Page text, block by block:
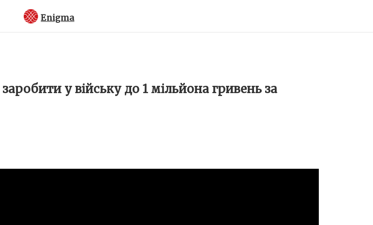
Enigma
у війську до 1 мільйона гривень за